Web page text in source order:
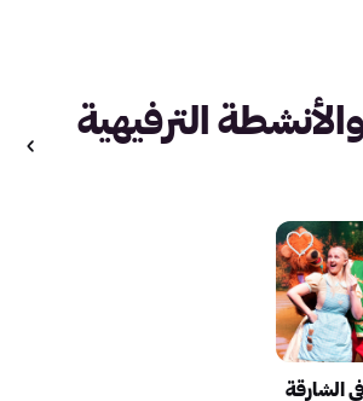
الترفيهية
الشارقة